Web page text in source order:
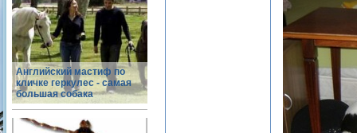
Английский мастиф по
кличке геркулес - самая
большая собака